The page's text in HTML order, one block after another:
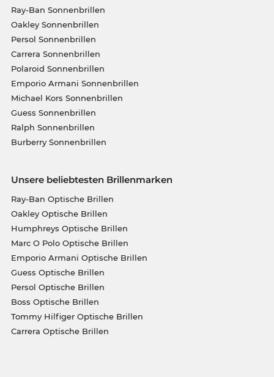
Ray-Ban Sonnenbrillen
Oakley Sonnenbrillen
Persol Sonnenbrillen
Carrera Sonnenbrillen
Polaroid Sonnenbrillen
Emporio Armani Sonnenbrillen
Michael Kors Sonnenbrillen
Guess Sonnenbrillen
Ralph Sonnenbrillen
Burberry Sonnenbrillen
Unsere beliebtesten Brillenmarken
Ray-Ban Optische Brillen
Oakley Optische Brillen
Humphreys Optische Brillen
Marc O Polo Optische Brillen
Emporio Armani Optische Brillen
Guess Optische Brillen
Persol Optische Brillen
Boss Optische Brillen
Tommy Hilfiger Optische Brillen
Carrera Optische Brillen